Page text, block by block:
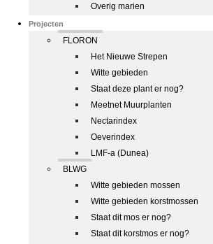
Overig marien
Projecten
FLORON
Het Nieuwe Strepen
Witte gebieden
Staat deze plant er nog?
Meetnet Muurplanten
Nectarindex
Oeverindex
LMF-a (Dunea)
BLWG
Witte gebieden mossen
Witte gebieden korstmossen
Staat dit mos er nog?
Staat dit korstmos er nog?